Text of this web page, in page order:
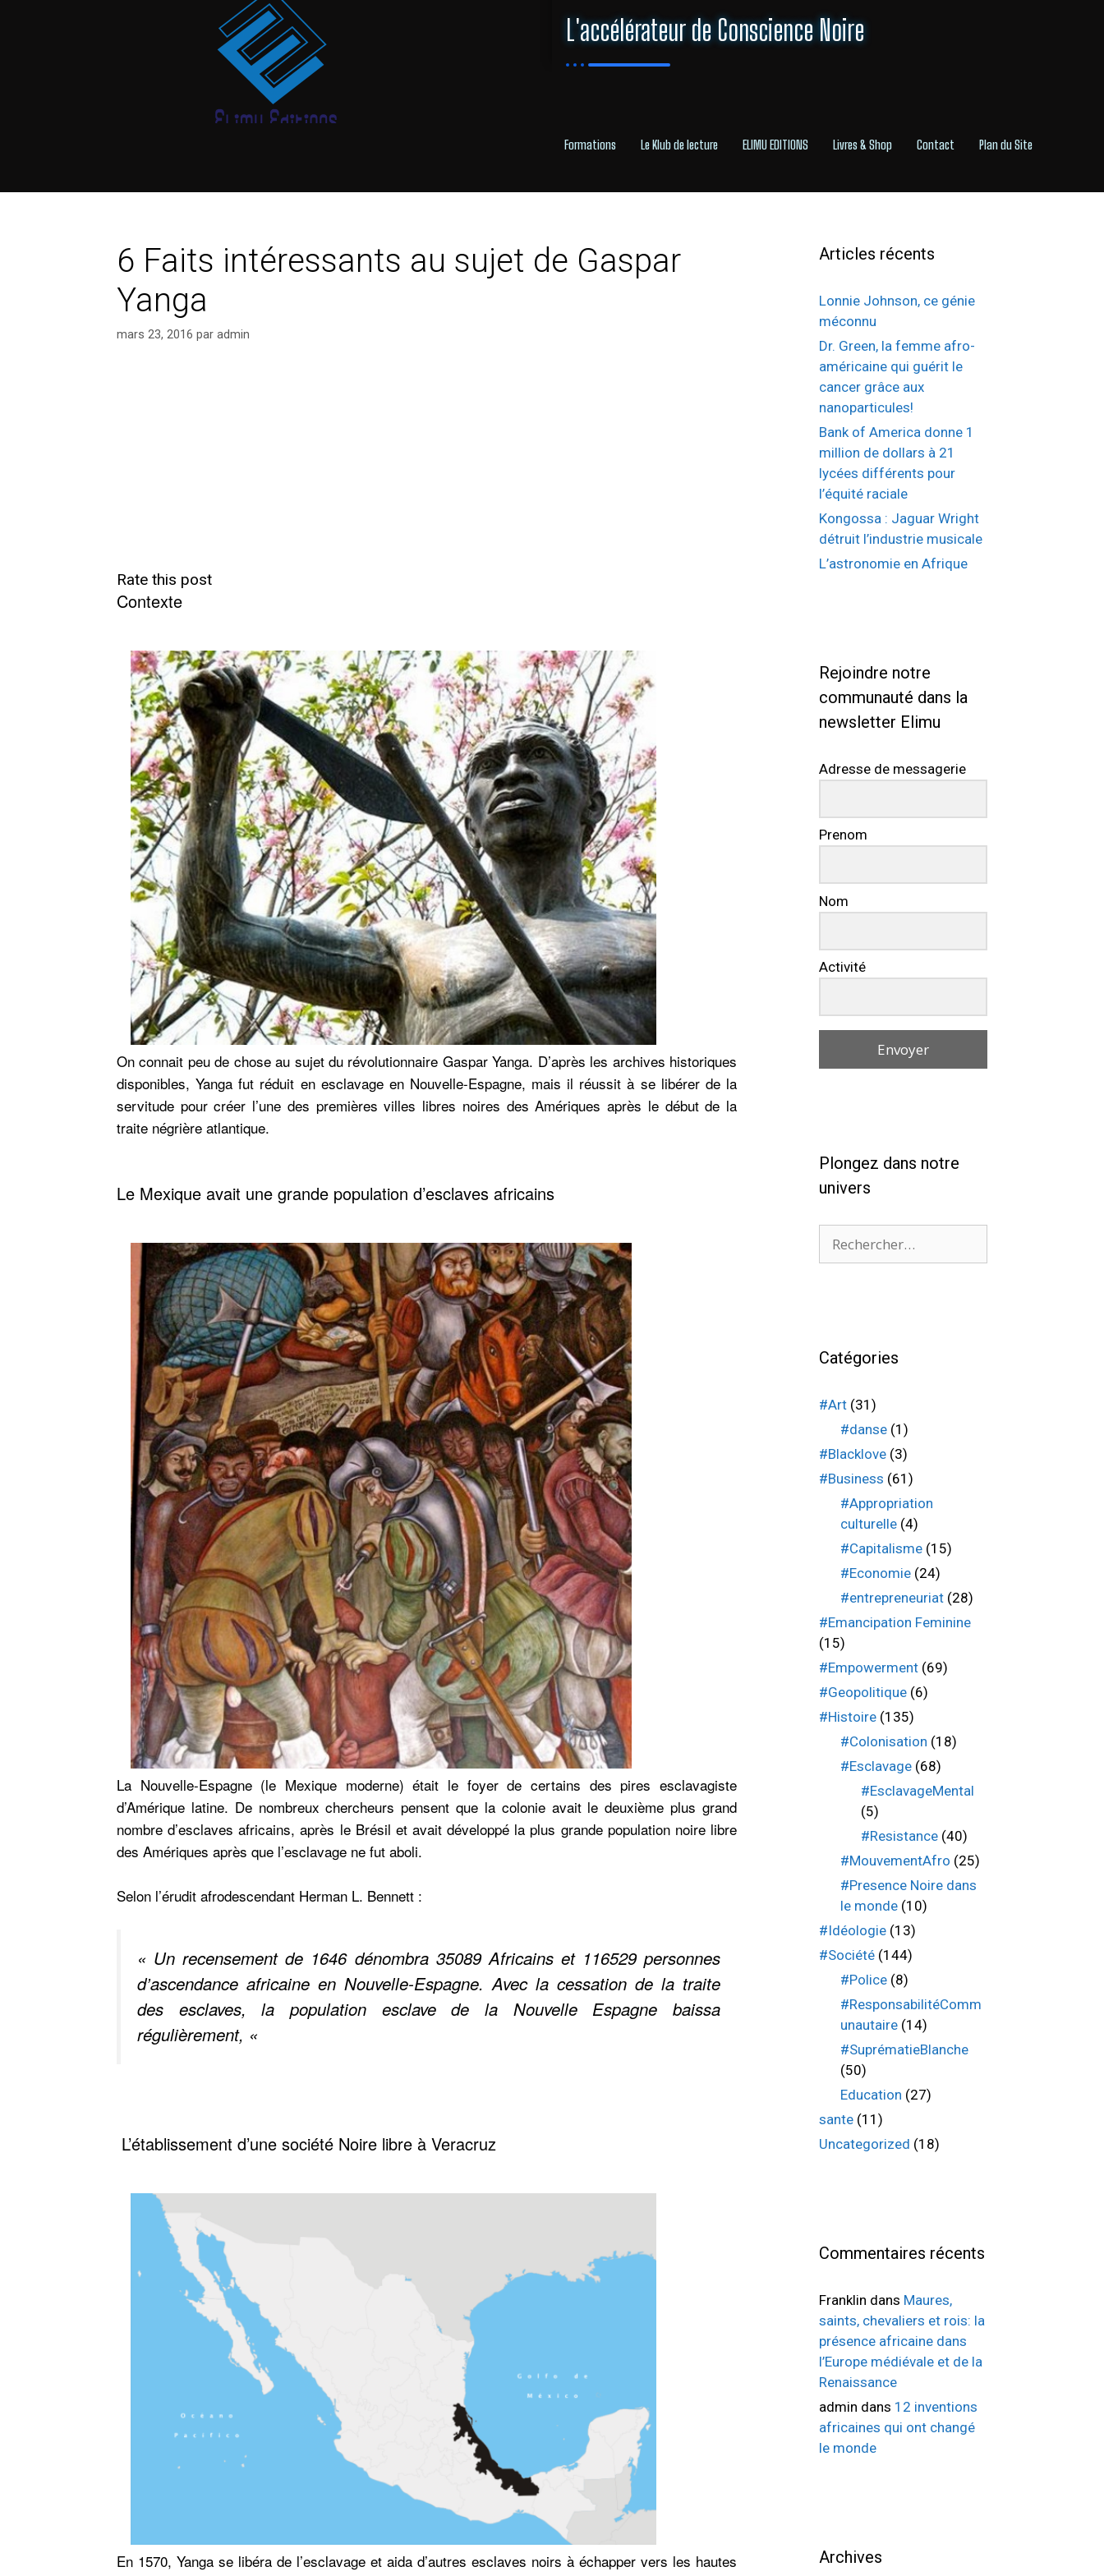
L'accélérateur de Conscience Noire
Formations Le Klub de lecture ELIMU EDITIONS Livres & Shop Contact Plan du Site
6 Faits intéressants au sujet de Gaspar
Yanga
mars 23, 2016 par admin
Rate this post
Contexte
On connait peu de chose au sujet du révolutionnaire Gaspar Yanga. D’après les archives historiques
disponibles, Yanga fut réduit en esclavage en Nouvelle-Espagne, mais il réussit à se libérer de la
servitude pour créer l’une des premières villes libres noires des Amériques après le début de la
traite négrière atlantique.
Le Mexique avait une grande population d’esclaves africains
La Nouvelle-Espagne (le Mexique moderne) était le foyer de certains des pires esclavagiste
d’Amérique latine. De nombreux chercheurs pensent que la colonie avait le deuxième plus grand
nombre d’esclaves africains, après le Brésil et avait développé la plus grande population noire libre
des Amériques après que l’esclavage ne fut aboli.
Selon l’érudit afrodescendant Herman L. Bennett :
« Un recensement de 1646 dénombra 35089 Africains et 116529 personnes
d’ascendance africaine en Nouvelle-Espagne. Avec la cessation de la traite
des esclaves, la population esclave de la Nouvelle Espagne baissa
régulièrement, «
L’établissement d’une société Noire libre à Veracruz
En 1570, Yanga se libéra de l’esclavage et aida d’autres esclaves noirs à échapper vers les hautes
Articles récents
Lonnie Johnson, ce génie
méconnu
Dr. Green, la femme afro-
américaine qui guérit le
cancer grâce aux
nanoparticules!
Bank of America donne 1
million de dollars à 21
lycées différents pour
l’équité raciale
Kongossa : Jaguar Wright
détruit l’industrie musicale
L’astronomie en Afrique
Rejoindre notre
communauté dans la
newsletter Elimu
Adresse de messagerie
Prenom
Nom
Activité
Envoyer
Plongez dans notre
univers
Catégories
#Art (31)
#danse(1)
#Blacklove (3)
#Business (61)
#Appropriation
culturelle(4)
#Capitalisme(15)
#Economie(24)
#entrepreneuriat(28)
#Emancipation Feminine
(15)
#Empowerment (69)
#Geopolitique (6)
#Histoire (135)
#Colonisation (18)
#Esclavage(68)
#EsclavageMental
(5)
#Resistance (40)
#MouvementAfro (25)
#Presence Noire dans
le monde(10)
#Idéologie (13)
#Société (144)
#Police(8)
#ResponsabilitéComm
unautaire(14)
#SuprématieBlanche
(50)
Education (27)
sante (11)
Uncategorized (18)
Commentaires récents
Franklin dans Maures,
saints, chevaliers et rois: la
présence africaine dans
l’Europe médiévale et de la
Renaissance
admin dans 12 inventions
africaines qui ont changé
le monde
Archives